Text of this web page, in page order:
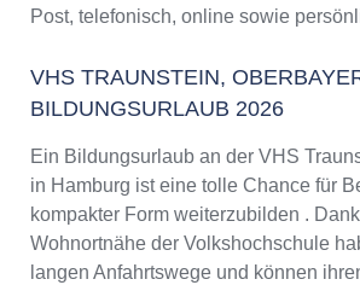
Post, telefonisch, online sowie
VHS TRAUNSTEIN,
BILDUNGSURLAUB 2026
Ein Bildungsurlaub an der VHS
in Hamburg ist eine tolle Chance für
kompakter Form weiterzubilden .
Wohnortnähe der Volkshochschule
langen Anfahrtswege und können